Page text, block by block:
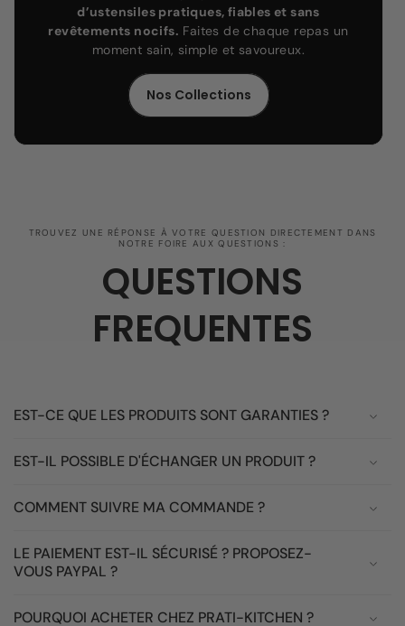
d’ustensiles pratiques, fiables et sans
revêtements nocifs. Faites de chaque repas un
moment sain, simple et savoureux.
Nos Collections
TROUVEZ UNE RÉPONSE À VOTRE QUESTION DIRECTEMENT DANS
NOTRE FOIRE AUX QUESTIONS :
QUESTIONS
FREQUENTES
EST-CE QUE LES PRODUITS SONT GARANTIES ?
EST-IL POSSIBLE D'ÉCHANGER UN PRODUIT ?
COMMENT SUIVRE MA COMMANDE ?
LE PAIEMENT EST-IL SÉCURISÉ ? PROPOSEZ-
VOUS PAYPAL ?
POURQUOI ACHETER CHEZ PRATI-KITCHEN ?